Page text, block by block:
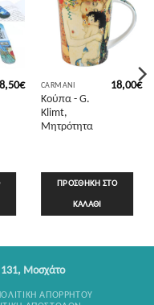
8,50€ CARMANI
Κούπα - G.
Klimt,
Μητρότητα
18,00€
ΠΡΟΣΘΉΚΗ ΣΤΟ
ΚΑΛΆΘΙ
Μοσχάτο
ΑΠΟΡΡΉΤΟΥ